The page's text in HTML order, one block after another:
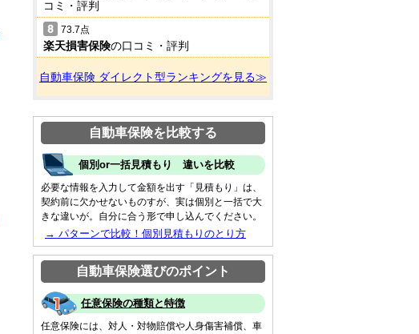
コミ・評判
73.7点
楽天損害保険の口コミ・評判
自動車保険 ダイレクト型ランキングを見る≫
自動車保険を比較する
個別or一括見積もり 違いを比較
必要な情報を入力して金額を出す「見積もり」は、
契約前に欠かせないものすが、実は個別と一括で大
きな違いが。自分に合う形で申し込んでください。
→ パターンで比較！個別見積もりのとり方
自動車保険選びのポイント
任意保険の種類と特徴
任意保険には、対人・対物賠償や人身傷害補償、車